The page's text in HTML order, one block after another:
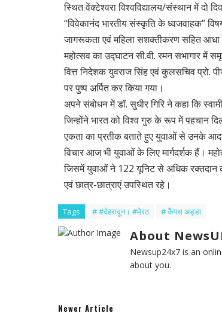
स्थित वेंक्टेश्वरा विश्वविद्यालय/संस्थान में दो
“विवेकानंद भारतीय संस्कृति के ध्वजवाहक”
जागरूकता एवं महिला सशक्तीकरण सहित आधा
महोत्सव का उद्घाटन सी.वी. रमन सभागार में
वित्त निदेशक युवराज सिंह एवं कुलसचिव प्रो.
पर पुष्प अर्पित कर किया गया।
अपने संबोधन में डॉ. सुधीर गिरि ने कहा कि
जिन्होंने भारत को विश्व गुरु के रूप में पहचान
एकता का प्रतीक बताते हुए युवाओं से उनके
विचार आज भी युवाओं के लिए मार्गदर्शक हैं।
जिसमें युवाओं ने 122 यूनिट से अधिक रक्तदान
एवं छात्र-छात्राएं उपस्थित रहे।
Tags # #देहरादून। #मेरठ # कैंपस अड्डा
About
Newsup24x7 is an
about you.
Newer Article